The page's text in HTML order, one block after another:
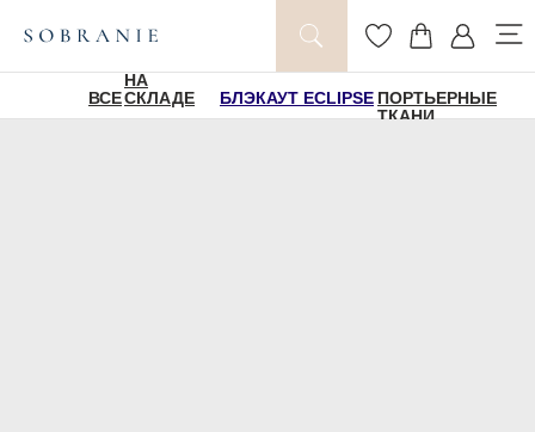
ВСЕ
НА
СКЛАДЕ
БЛЭКАУТ ECLIPSE ПОРТЬЕРНЫЕ
ТКАНИ